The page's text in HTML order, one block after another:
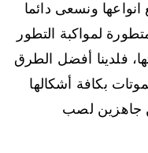
ونسعى دائما
لمواكبة التطور
فلدينا أفضل الطرق
بكافة أشكالها
جاهزين لصب